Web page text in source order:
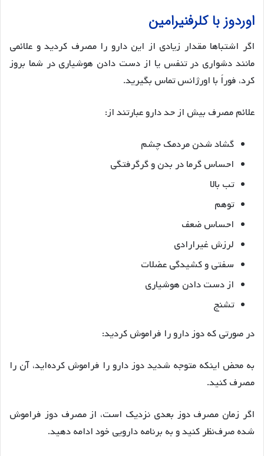
اوردوز با کلرفنیرامین
اگر اشتباها مقدار زیادی از این دارو را مصرف کردید و علائمی
مانند دشواری در تنفس یا از دست دادن هوشیاری در شما بروز
کرد، فوراً با اورژانس تماس بگیرید.
علائم مصرف بیش از حد دارو عبارتند از:
گشاد شدن مردمک چشم
احساس گرما در بدن و گرگرفتگی
تب بالا
توهم
احساس ضعف
لرزش غیرارادی
سفتی و کشیدگی عضلات
از دست دادن هوشیاری
تشنج
در صورتی که دوز دارو را فراموش کردید:
به محض اینکه متوجه شدید دوز دارو را فراموش کرده‌اید، آن را
مصرف کنید.
اگر زمان مصرف دوز بعدی نزدیک است، از مصرف دوز فراموش
شده صرف‌نظر کنید و به برنامه دارویی خود ادامه دهید.